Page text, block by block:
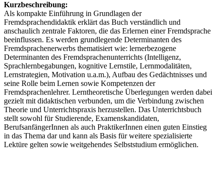
Kurzbeschreibung:
Als kompakte Einführung in Grundlagen der
Fremdsprachendidaktik erklärt das Buch verständlich und
anschaulich zentrale Faktoren, die das Erlernen einer Fremdsprache
beeinflussen. Es werden grundlegende Determinanten des
Fremdsprachenerwerbs thematisiert wie: lernerbezogene
Determinanten des Fremdsprachenunterrichts (Intelligenz,
Sprachlernbegabungen, kognitive Lernstile, Lernmodalitäten,
Lernstrategien, Motivation u.a.m.), Aufbau des Gedächtnisses und
seine Rolle beim Lernen sowie Kompetenzen der
Fremdsprachenlehrer. Lerntheoretische Überlegungen werden dabei
gezielt mit didaktischen verbunden, um die Verbindung zwischen
Theorie und Unterrichtspraxis herzustellen. Das Unterrichtsbuch
stellt sowohl für Studierende, Examenskandidaten,
BerufsanfängerInnen als auch PraktikerInnen einen guten Einstieg
in das Thema dar und kann als Basis für weitere spezialisierte
Lektüre gelten sowie weitgehendes Selbststudium ermöglichen.